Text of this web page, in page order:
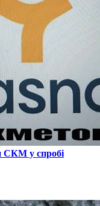
СКМ у спробі